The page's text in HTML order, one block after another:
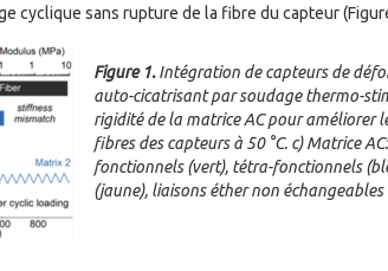
cyclique sans rupture de la fibre du capteur
Figure 1.Intégration de capteurs de
auto-cicatrisant par soudage thermo-
rigidité de la matrice AC pour améliorer
fibres des capteurs à 50 °C. c) Matrice
fonctionnels (vert), tétra-fonctionnels
(jaune), liaisons éther non